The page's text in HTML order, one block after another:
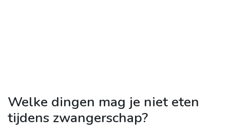
Welke dingen mag je niet eten
tijdens zwangerschap?